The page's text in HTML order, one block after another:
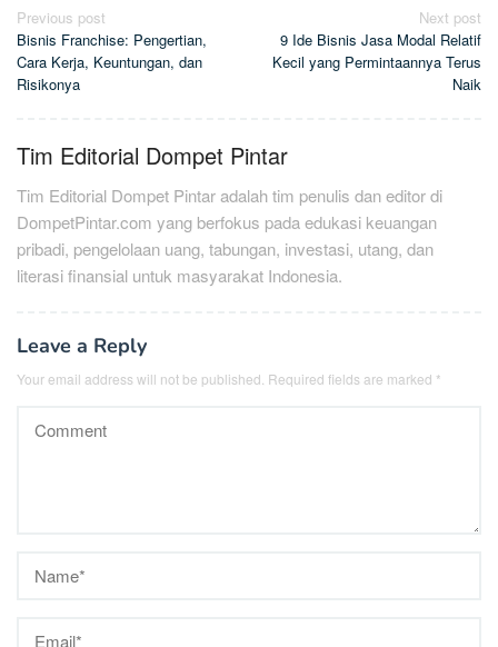
Post
navigation
Previous post
Bisnis Franchise: Pengertian,
Cara Kerja, Keuntungan, dan
Risikonya
Next post
9 Ide Bisnis Jasa Modal Relatif
Kecil yang Permintaannya Terus
Naik
Tim Editorial Dompet Pintar
Tim Editorial Dompet Pintar adalah tim penulis dan editor di
DompetPintar.com yang berfokus pada edukasi keuangan
pribadi, pengelolaan uang, tabungan, investasi, utang, dan
literasi finansial untuk masyarakat Indonesia.
Leave a Reply
Your email address will not be published. Required fields are marked *